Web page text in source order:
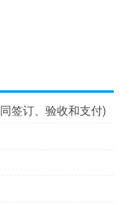
签订、验收和支付)